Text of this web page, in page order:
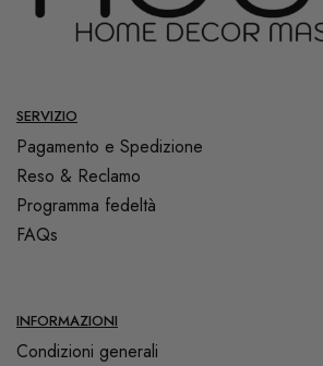
SERVIZIO
Pagamento e Spedizione
Reso & Reclamo
Programma fedeltà
FAQs
INFORMAZIONI
Condizioni generali